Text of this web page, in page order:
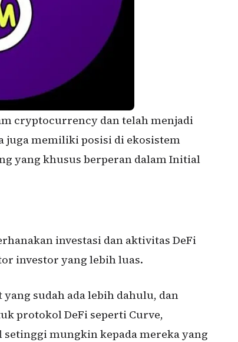
cryptocurrency dan telah menjadi
juga memiliki posisi di ekosistem
yang khusus berperan dalam Initial
investasi dan aktivitas DeFi
investor yang lebih luas.
sudah ada lebih dahulu, dan
protokol DeFi seperti Curve,
mungkin kepada mereka yang